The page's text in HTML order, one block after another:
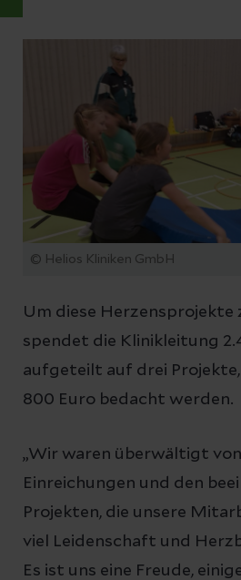
© Helios Kliniken GmbH
Um diese
spendet die Klinikleitung
aufgeteilt auf drei
800 Euro bedacht werden.
„Wir waren überwältigt
Einreichungen und den
Projekten, die unsere
viel Leidenschaft und
Es ist uns eine Freude,